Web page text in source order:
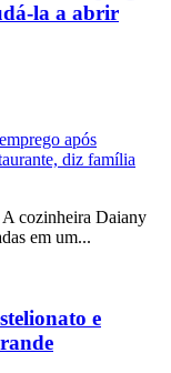
la a abrir
cozinheira Daiany
em um...
e